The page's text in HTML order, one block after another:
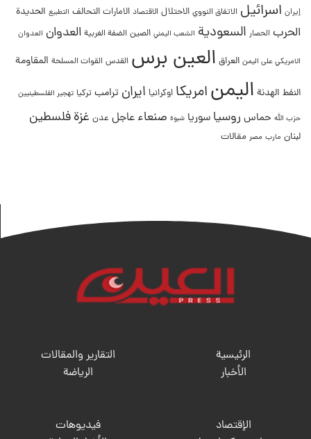
إيران اسرائيل الاتفاق النووي الاحتلال الاقتصاد الامارات التحالف التطبيع الحديدة
الحرب الحصار السعودية الشعب اليمني الصين الضفة الغربية العدوان العدوان
الامريكي على اليمن العراق العين برس القدس القوات المسلحة المقاومة
النفط الهدنة اليمنامريكا اوكرانيا ايران ترامب تركيا تهجير الفلسطينيين
حزب الله حماس روسيا سوريا شبوة صنعاء عاجل عدن غزةفلسطين
لبنان مارب مصر مقالات
الرئيسية
الأخبار
التقارير والمقالات
الریاضة
الإقتصاد
فيديوهات